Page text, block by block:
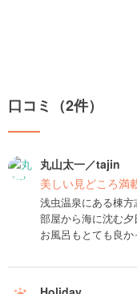
口コミ（2件）
丸山太一／tajin
美しい見どころ満
浅虫温泉にある棟方
部屋から海に沈む夕
お風呂もとても良か